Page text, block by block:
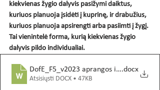
kiekvienas žygio dalyvis pasižymi daiktus,
kuriuos planuoja įsidėti į kuprinę, ir drabužius,
kuriuos planuoja apsirengti arba pasiimti į žygį.
Tai vienintelė forma, kurią kiekvienas žygio
dalyvis pildo individualiai.
DofE_F5_v2023 aprangos ir priemoniu
.docx
Atsisiųsti DOCX • 47KB